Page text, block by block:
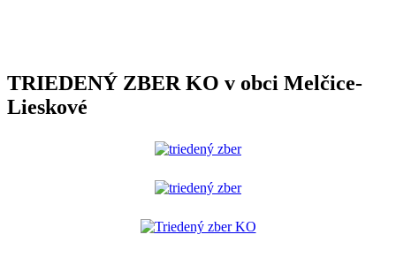
TRIEDENÝ ZBER KO v obci Melčice-
Lieskové